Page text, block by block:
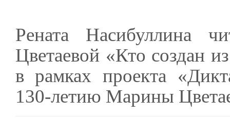
Рената Насибуллина
Цветаевой «Кто создан
в рамках проекта
130-летию Марины